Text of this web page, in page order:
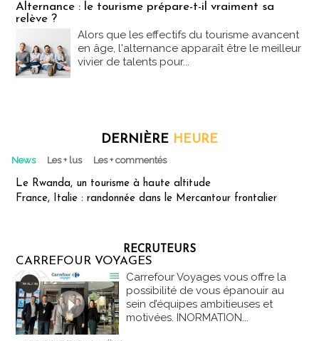
Alternance : le tourisme prépare-t-il vraiment sa
relève ?
Alors que les effectifs du tourisme avancent
en âge, l'alternance apparaît être le meilleur
vivier de talents pour...
DERNIÈRE HEURE
News Les + lus Les + commentés
Le Rwanda, un tourisme à haute altitude
France, Italie : randonnée dans le Mercantour frontalier
RECRUTEURS
CARREFOUR VOYAGES
Carrefour Voyages vous offre la
possibilité de vous épanouir au
sein d’équipes ambitieuses et
motivées. INORMATION...